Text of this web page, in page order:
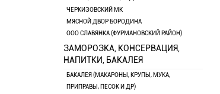
ЧЕРКИЗОВСКИЙ МК
МЯСНОЙ ДВОР БОРОДИНА
ООО СЛАВЯНКА (ФУРМАНОВСКИЙ РАЙОН)
ЗАМОРОЗКА, КОНСЕРВАЦИЯ,
НАПИТКИ, БАКАЛЕЯ
БАКАЛЕЯ (МАКАРОНЫ, КРУПЫ, МУКА,
ПРИПРАВЫ, ПЕСОК И ДР)